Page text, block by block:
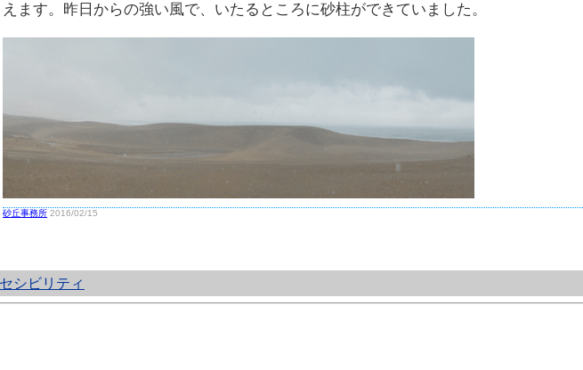
えます。昨日からの強い風で、いたるところに砂柱ができていました。
砂丘事務所 2016/02/15
シビリティ